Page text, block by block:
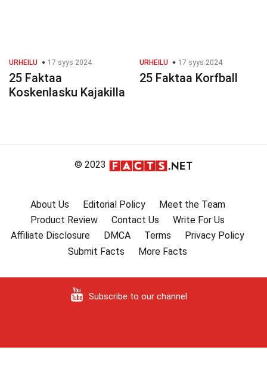
URHEILU 17 syys 2024
25 Faktaa
Koskenlasku Kajakilla
URHEILU 17 syys 2024
25 Faktaa Korfball
© 2023
About Us Editorial Policy
Meet the Team
Product Review
Contact Us
Write For Us
Affiliate Disclosure
DMCA Terms
Privacy Policy
Submit Facts
More Facts
Subscribe to our channel